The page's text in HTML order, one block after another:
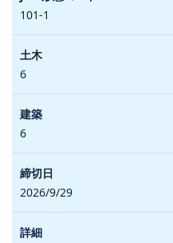
101-1
6
6
2026/9/29